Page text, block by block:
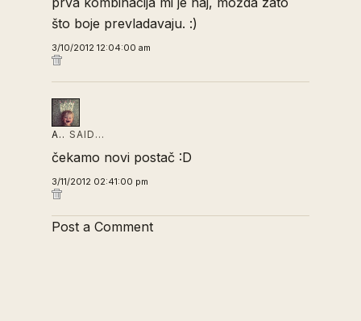
što boje prevladavaju. :)
3/10/2012 12:04:00 am
A.. SAID…
čekamo novi postač :D
3/11/2012 02:41:00 pm
Post a Comment